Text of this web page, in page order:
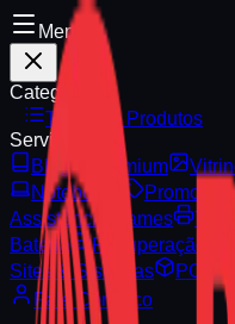
Menu
Categorias
Todos os Produtos
Serviços
Blog
Premium
Notebooks
Promoção
Assistência Games
Bateria
Recuperação de
Sites & Sistemas
PC
Fale Conosco